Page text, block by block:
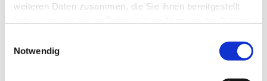
weiteren Daten zusammen, die Sie ihnen bereitgestellt
Notwendig